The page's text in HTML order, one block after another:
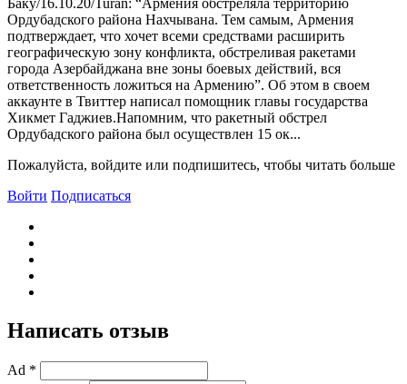
Баку/16.10.20/Turan: “Армения обстреляла территорию
Ордубадского района Нахчывана. Тем самым, Армения
подтверждает, что хочет всеми средствами расширить
географическую зону конфликта, обстреливая ракетами
города Азербайджана вне зоны боевых действий, вся
ответственность ложиться на Армению”. Об этом в своем
аккаунте в Твиттер написал помощник главы государства
Хикмет Гаджиев.Напомним, что ракетный обстрел
Ордубадского района был осуществлен 15 ок...
Пожалуйста, войдите или подпишитесь, чтобы читать больше
Войти Подписаться
Написать отзыв
Ad *